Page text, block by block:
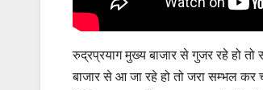
रुद्रप्रयाग मुख्य बाजार से गुजर रहे हो
बाजार से आ जा रहे हो तो जरा सम्भल कर